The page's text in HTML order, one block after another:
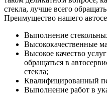
стекла, лучше всего
Преимущество нашего
Выполнение
Высококачественные
Высокое качество
обращаться в
стекла;
Квалифицированный
Выполнение работ в